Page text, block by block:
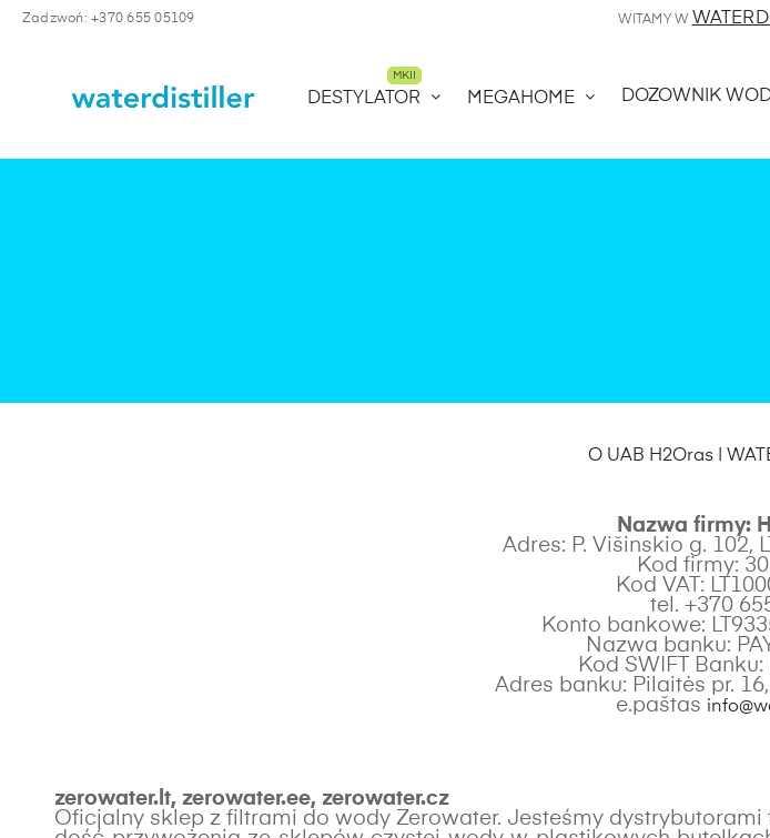
Zadzwoń: +370 655 05109 WITAMY W
DESTYLATOR
MKII
MEGAHOME DOZOWNIK
O UAB H2Oras |
Nazwa firmy:
Adres: P. Višinskio g. 102,
Kod firmy:
Kod VAT:
tel. +370
Konto bankowe:
Nazwa banku:
Kod SWIFT Banku:
Adres banku: Pilaitės pr.
e.paštas
zerowater.lt, zerowater.ee, zerowater.cz
Oficjalny sklep z filtrami do wody Zerowater. Jesteśmy